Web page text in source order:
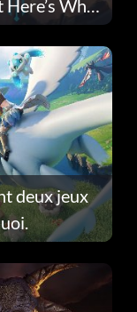
Why
deux jeux